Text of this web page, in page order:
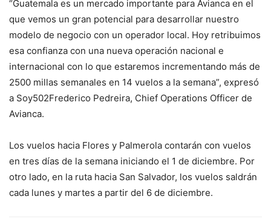
“Guatemala es un mercado importante para Avianca en el
que vemos un gran potencial para desarrollar nuestro
modelo de negocio con un operador local. Hoy retribuimos
esa confianza con una nueva operación nacional e
internacional con lo que estaremos incrementando más de
2500 millas semanales en 14 vuelos a la semana”, expresó
a Soy502Frederico Pedreira, Chief Operations Officer de
Avianca.
Los vuelos hacia Flores y Palmerola contarán con vuelos
en tres días de la semana iniciando el 1 de diciembre. Por
otro lado, en la ruta hacia San Salvador, los vuelos saldrán
cada lunes y martes a partir del 6 de diciembre.